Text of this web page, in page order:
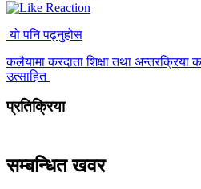
यो पनि पढ्नुहोस
कलैयामा करदाता शिक्षा तथा अन्तरक्रिया
उत्साहित
प्रतिक्रिया
सम्बन्धित खवर